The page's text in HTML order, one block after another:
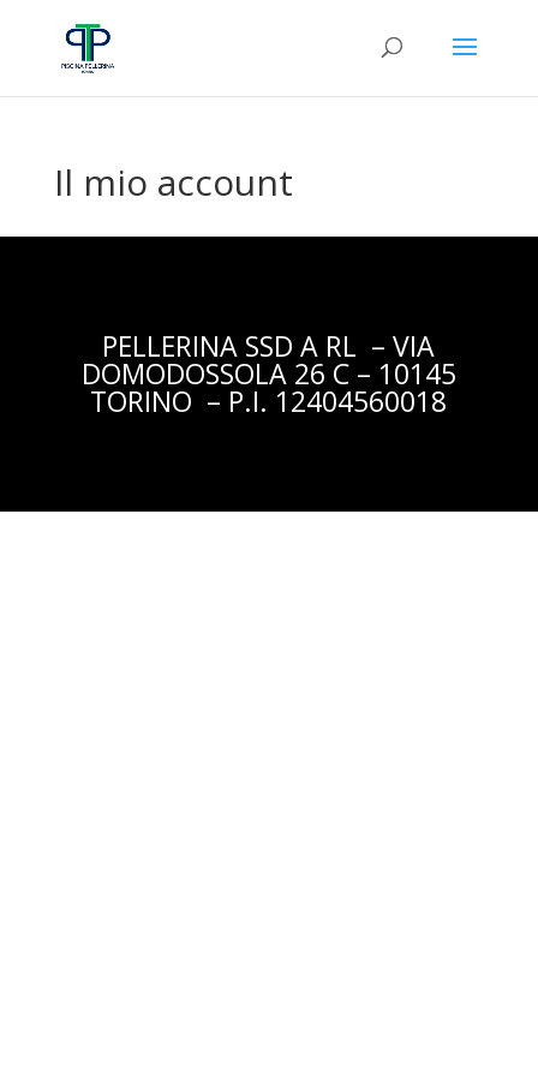
Il mio account
PELLERINA SSD A RL – VIA
DOMODOSSOLA 26 C – 10145
TORINO – P.I. 12404560018